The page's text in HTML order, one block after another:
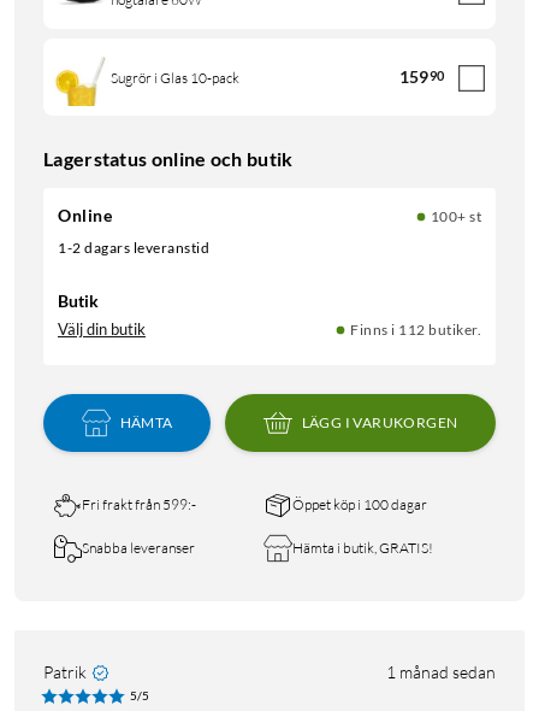
Sugrör i Glas 10-pack 15990
Lagerstatus online och butik
Online
100+ st
1-2 dagars leveranstid
Butik
Välj din butik Finns i 112 butiker.
HÄMTA LÄGG I VARUKORGEN
Fri frakt från 599:- Öppet köp i 100 dagar
Snabba leveranser Hämta i butik, GRATIS!
Patrik 1 månad sedan
5/5